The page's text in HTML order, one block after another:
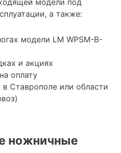
а также:
модели LM WPSM-B-
и акциях
оплату
Ставрополе или области
ножничные